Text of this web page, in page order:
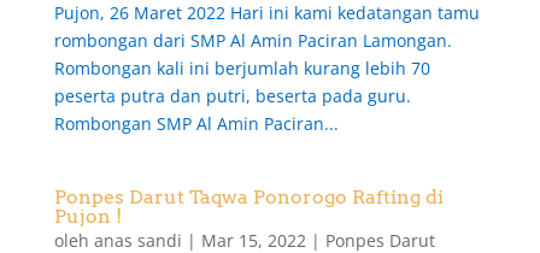
Pujon, 26 Maret 2022 Hari ini kami kedatangan tamu
rombongan dari SMP Al Amin Paciran Lamongan.
Rombongan kali ini berjumlah kurang lebih 70
peserta putra dan putri, beserta pada guru.
Rombongan SMP Al Amin Paciran...
Ponpes Darut Taqwa Ponorogo Rafting di
Pujon !
oleh anas sandi | Mar 15, 2022| Ponpes Darut